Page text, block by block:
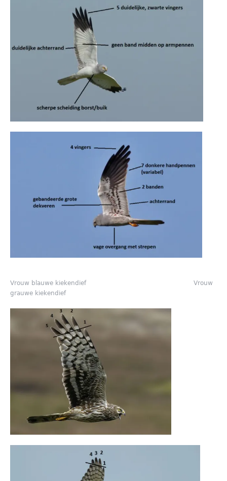
Vrouw blauwe kiekendief Vrouw
grauwe kiekendief